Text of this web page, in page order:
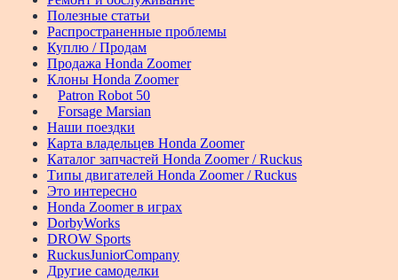
Полезные статьи
Распространенные проблемы
Куплю / Продам
Продажа Honda Zoomer
Клоны Honda Zoomer
Patron Robot 50
Forsage Marsian
Наши поездки
Карта владельцев Honda Zoomer
Каталог запчастей Honda Zoomer / Ruckus
Типы двигателей Honda Zoomer / Ruckus
Это интересно
Honda Zoomer в играх
DorbyWorks
DROW Sports
RuckusJuniorCompany
Другие самоделки